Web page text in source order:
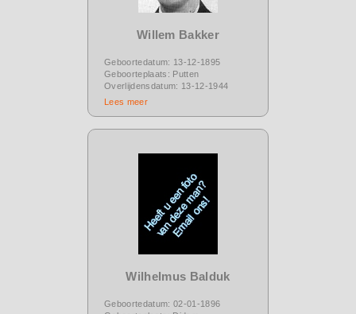
Willem Bakker
Geboortedatum: 13-12-1895
Geboorteplaats: Putten
Overlijdensdatum: 13-12-1944
Lees meer
Wilhelmus Balduk
Geboortedatum: 02-01-1896